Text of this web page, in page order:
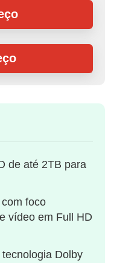
de até 2TB para
foco
vídeo em Full HD
Dolby